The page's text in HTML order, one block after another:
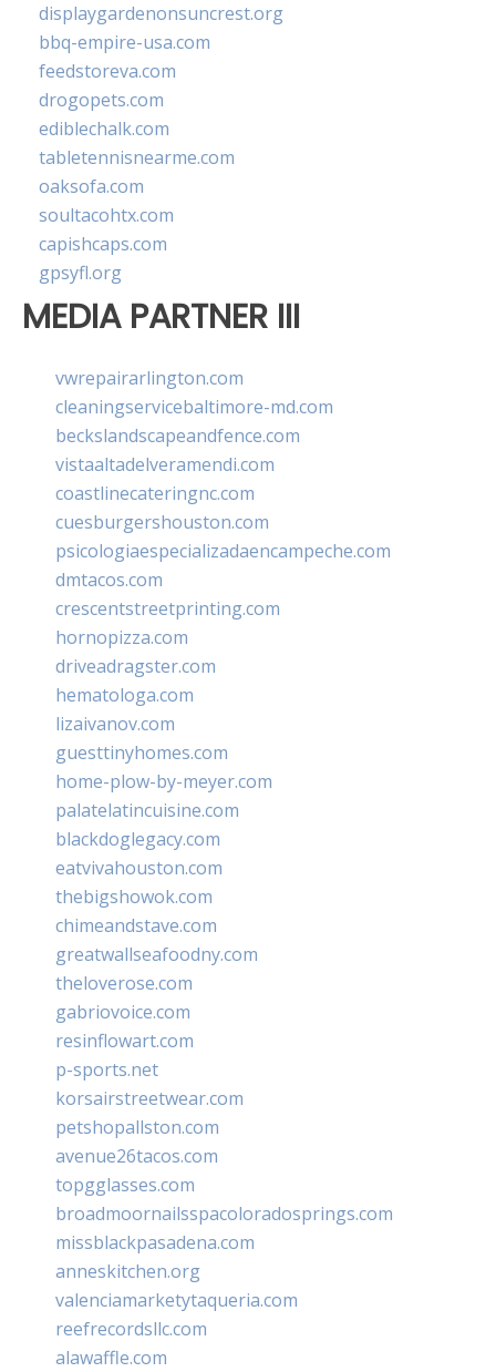
displaygardenonsuncrest.org
bbq-empire-usa.com
feedstoreva.com
drogopets.com
ediblechalk.com
tabletennisnearme.com
oaksofa.com
soultacohtx.com
capishcaps.com
gpsyfl.org
MEDIA PARTNER III
vwrepairarlington.com
cleaningservicebaltimore-md.com
beckslandscapeandfence.com
vistaaltadelveramendi.com
coastlinecateringnc.com
cuesburgershouston.com
psicologiaespecializadaencampeche.com
dmtacos.com
crescentstreetprinting.com
hornopizza.com
driveadragster.com
hematologa.com
lizaivanov.com
guesttinyhomes.com
home-plow-by-meyer.com
palatelatincuisine.com
blackdoglegacy.com
eatvivahouston.com
thebigshowok.com
chimeandstave.com
greatwallseafoodny.com
theloverose.com
gabriovoice.com
resinflowart.com
p-sports.net
korsairstreetwear.com
petshopallston.com
avenue26tacos.com
topgglasses.com
broadmoornailsspacoloradosprings.com
missblackpasadena.com
anneskitchen.org
valenciamarketytaqueria.com
reefrecordsllc.com
alawaffle.com